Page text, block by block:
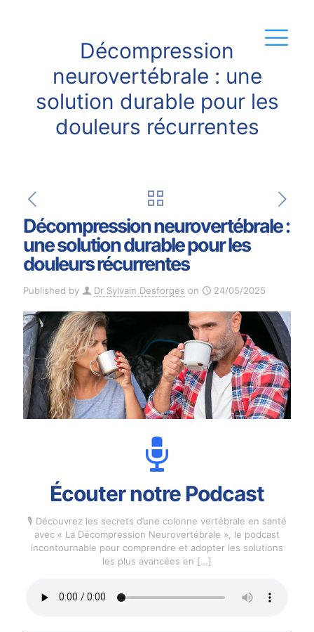
Décompression
neurovertébrale : une
solution durable pour les
douleurs récurrentes
Décompression neurovertébrale :
une solution durable pour les
douleurs récurrentes
Published by Dr Sylvain Desforges on 24/05/2025
Écouter notre Podcast
🎙️ Découvrez les secrets d’une colonne vertébrale en santé
avec « La Décompression Neurovertébrale », le podcast
incontournable pour comprendre et adopter les solutions
les plus avancées en […]